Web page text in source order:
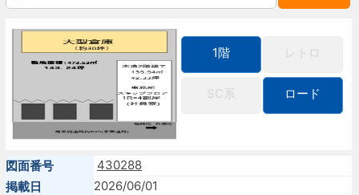
1階 レトロ
SC系 ロード
図面番号
430288
掲載日
2026/06/01